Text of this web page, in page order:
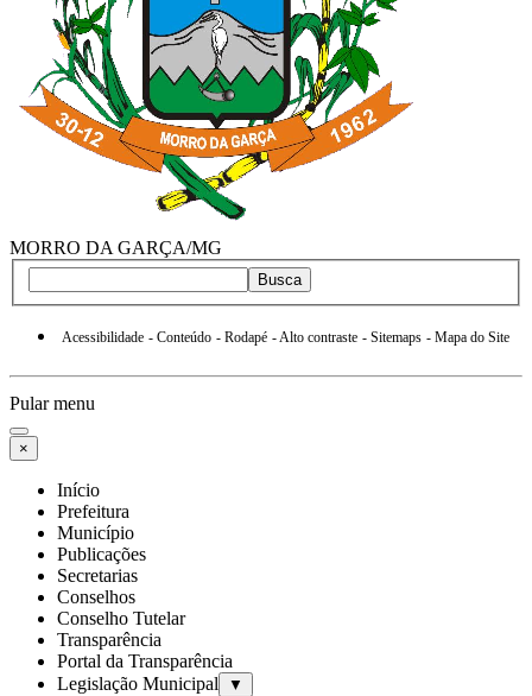
MORRO DA GARÇA/MG
Busca
Acessibilidade - Conteúdo - Rodapé - Alto contraste - Sitemaps - Mapa do Site
Pular menu
×
Início
Prefeitura
Município
Publicações
Secretarias
Conselhos
Conselho Tutelar
Transparência
Portal da Transparência
Legislação Municipal
▼